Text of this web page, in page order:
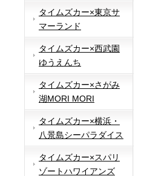
タイムズカー×東京サ
マーランド
タイムズカー×西武園
ゆうえんち
タイムズカー×さがみ
湖MORI MORI
タイムズカー×横浜・
八景島シーパラダイス
タイムズカー×スパリ
ゾートハワイアンズ